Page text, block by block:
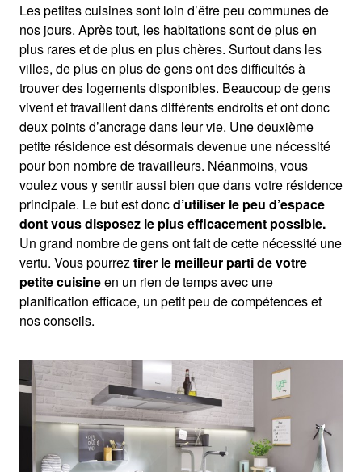
Les petites cuisines sont loin d’être peu communes de
nos jours. Après tout, les habitations sont de plus en
plus rares et de plus en plus chères. Surtout dans les
villes, de plus en plus de gens ont des difficultés à
trouver des logements disponibles. Beaucoup de gens
vivent et travaillent dans différents endroits et ont donc
deux points d’ancrage dans leur vie. Une deuxième
petite résidence est désormais devenue une nécessité
pour bon nombre de travailleurs. Néanmoins, vous
voulez vous y sentir aussi bien que dans votre résidence
principale. Le but est doncd’utiliser le peu d’espace
dont vous disposez le plus efficacement possible.
Un grand nombre de gens ont fait de cette nécessité une
vertu. Vous pourreztirer le meilleur parti de votre
petite cuisineen un rien de temps avec une
planification efficace, un petit peu de compétences et
nos conseils.